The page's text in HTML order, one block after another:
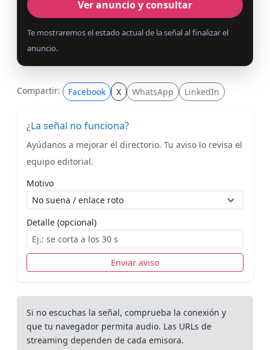
Ver anuncio y consultar
Te mostraremos el estado actual de la señal al finalizar el
anuncio.
Compartir: Facebook X WhatsApp LinkedIn
¿La señal no funciona?
Ayúdanos a mejorar el directorio. Tu aviso lo revisa el
equipo editorial.
Motivo
Detalle (opcional)
Enviar aviso
Si no escuchas la señal, comprueba la conexión y
que tu navegador permita audio. Las URLs de
streaming dependen de cada emisora.